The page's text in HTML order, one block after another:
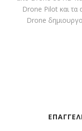
Drone Pilot και τα
Drone